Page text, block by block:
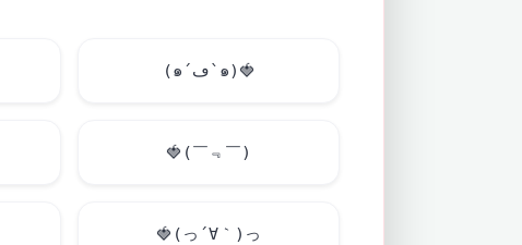
(๑´ڡ`๑) 🍓
🍓 (￣﹃￣)
🍓 (っ´∀｀)っ